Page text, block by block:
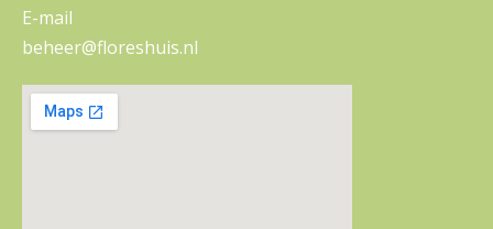
E-mail
beheer@floreshuis.nl